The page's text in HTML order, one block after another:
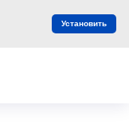
Установить